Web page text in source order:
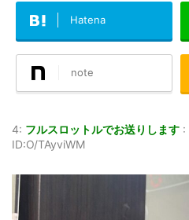
Hatena
note
4: フルスロットルでお送りします :
ID:O/TAyviWM